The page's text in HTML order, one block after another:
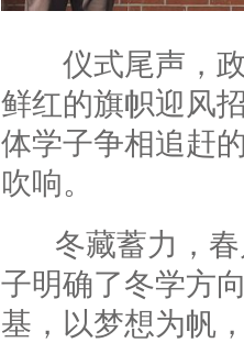
仪式尾声，政
鲜红的旗帜迎风
体学子争相追赶
吹响。
冬藏蓄力，春
子明确了冬学方
基，以梦想为帆